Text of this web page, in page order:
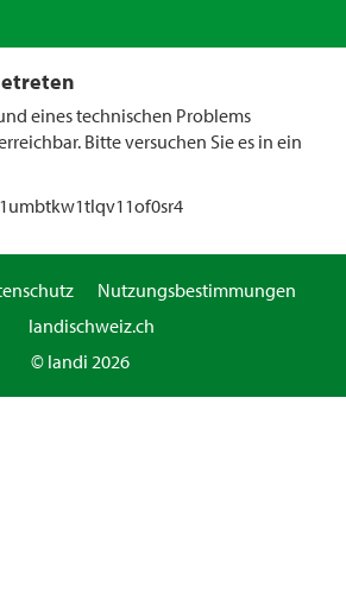
eines technischen Problems
Bitte versuchen Sie es in ein
Nutzungsbestimmungen
landischweiz.ch
© landi 2026